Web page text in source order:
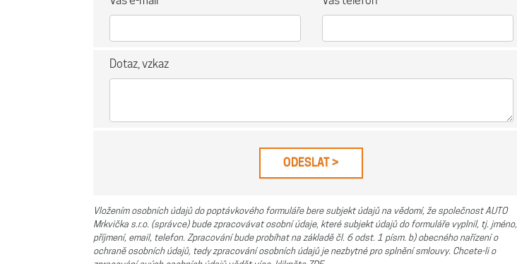
Dotaz, vzkaz
Vložením osobních údajů do poptávkového formuláře bere subjekt údajů na vědomí, že společnost AUTO
Mrkvička s.r.o. (správce) bude zpracovávat osobní údaje, které subjekt údajů do formuláře vyplnil, tj. jméno,
příjmení, email, telefon. Zpracování bude probíhat na základě čl. 6 odst. 1 písm. b) obecného nařízení o
ochraně osobních údajů, tedy zpracování osobních údajů je nezbytné pro splnění smlouvy. Chcete-li o